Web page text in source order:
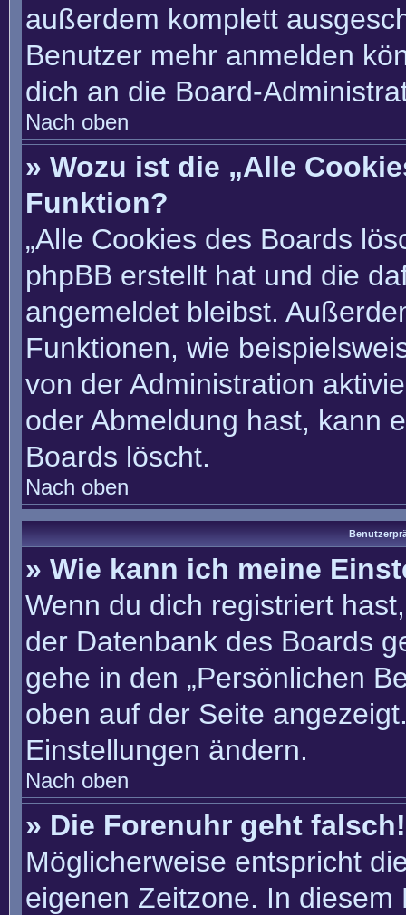
außerdem komplett
Benutzer mehr anmelden
dich an die Board-
Nach oben
» Wozu ist die „Alle
Funktion?
„Alle Cookies des Boards
phpBB erstellt hat und die
angemeldet bleibst.
Funktionen, wie
von der Administration
oder Abmeldung hast, kann
Boards löscht.
Nach oben
» Wie kann ich meine
Wenn du dich registriert
der Datenbank des Boards
gehe in den „Persönlichen
oben auf der Seite
Einstellungen ändern.
Nach oben
» Die Forenuhr geht falsch!
Möglicherweise entspricht
eigenen Zeitzone. In diesem